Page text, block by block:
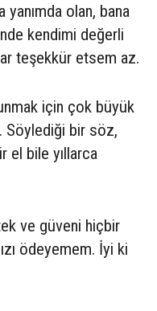
yanımda olan, bana
kendimi değerli
teşekkür etsem az.
için çok büyük
Söylediği bir söz,
el bile yıllarca
ve güveni hiçbir
ödeyemem. İyi ki